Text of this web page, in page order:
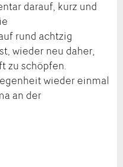
darauf, kurz und
rund achtzig
wieder neu daher,
zu schöpfen.
wieder einmal
an der